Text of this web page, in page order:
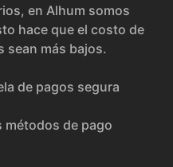
en Alhum somos
hace que el costo de
sean más bajos.
de pagos segura
métodos de pago